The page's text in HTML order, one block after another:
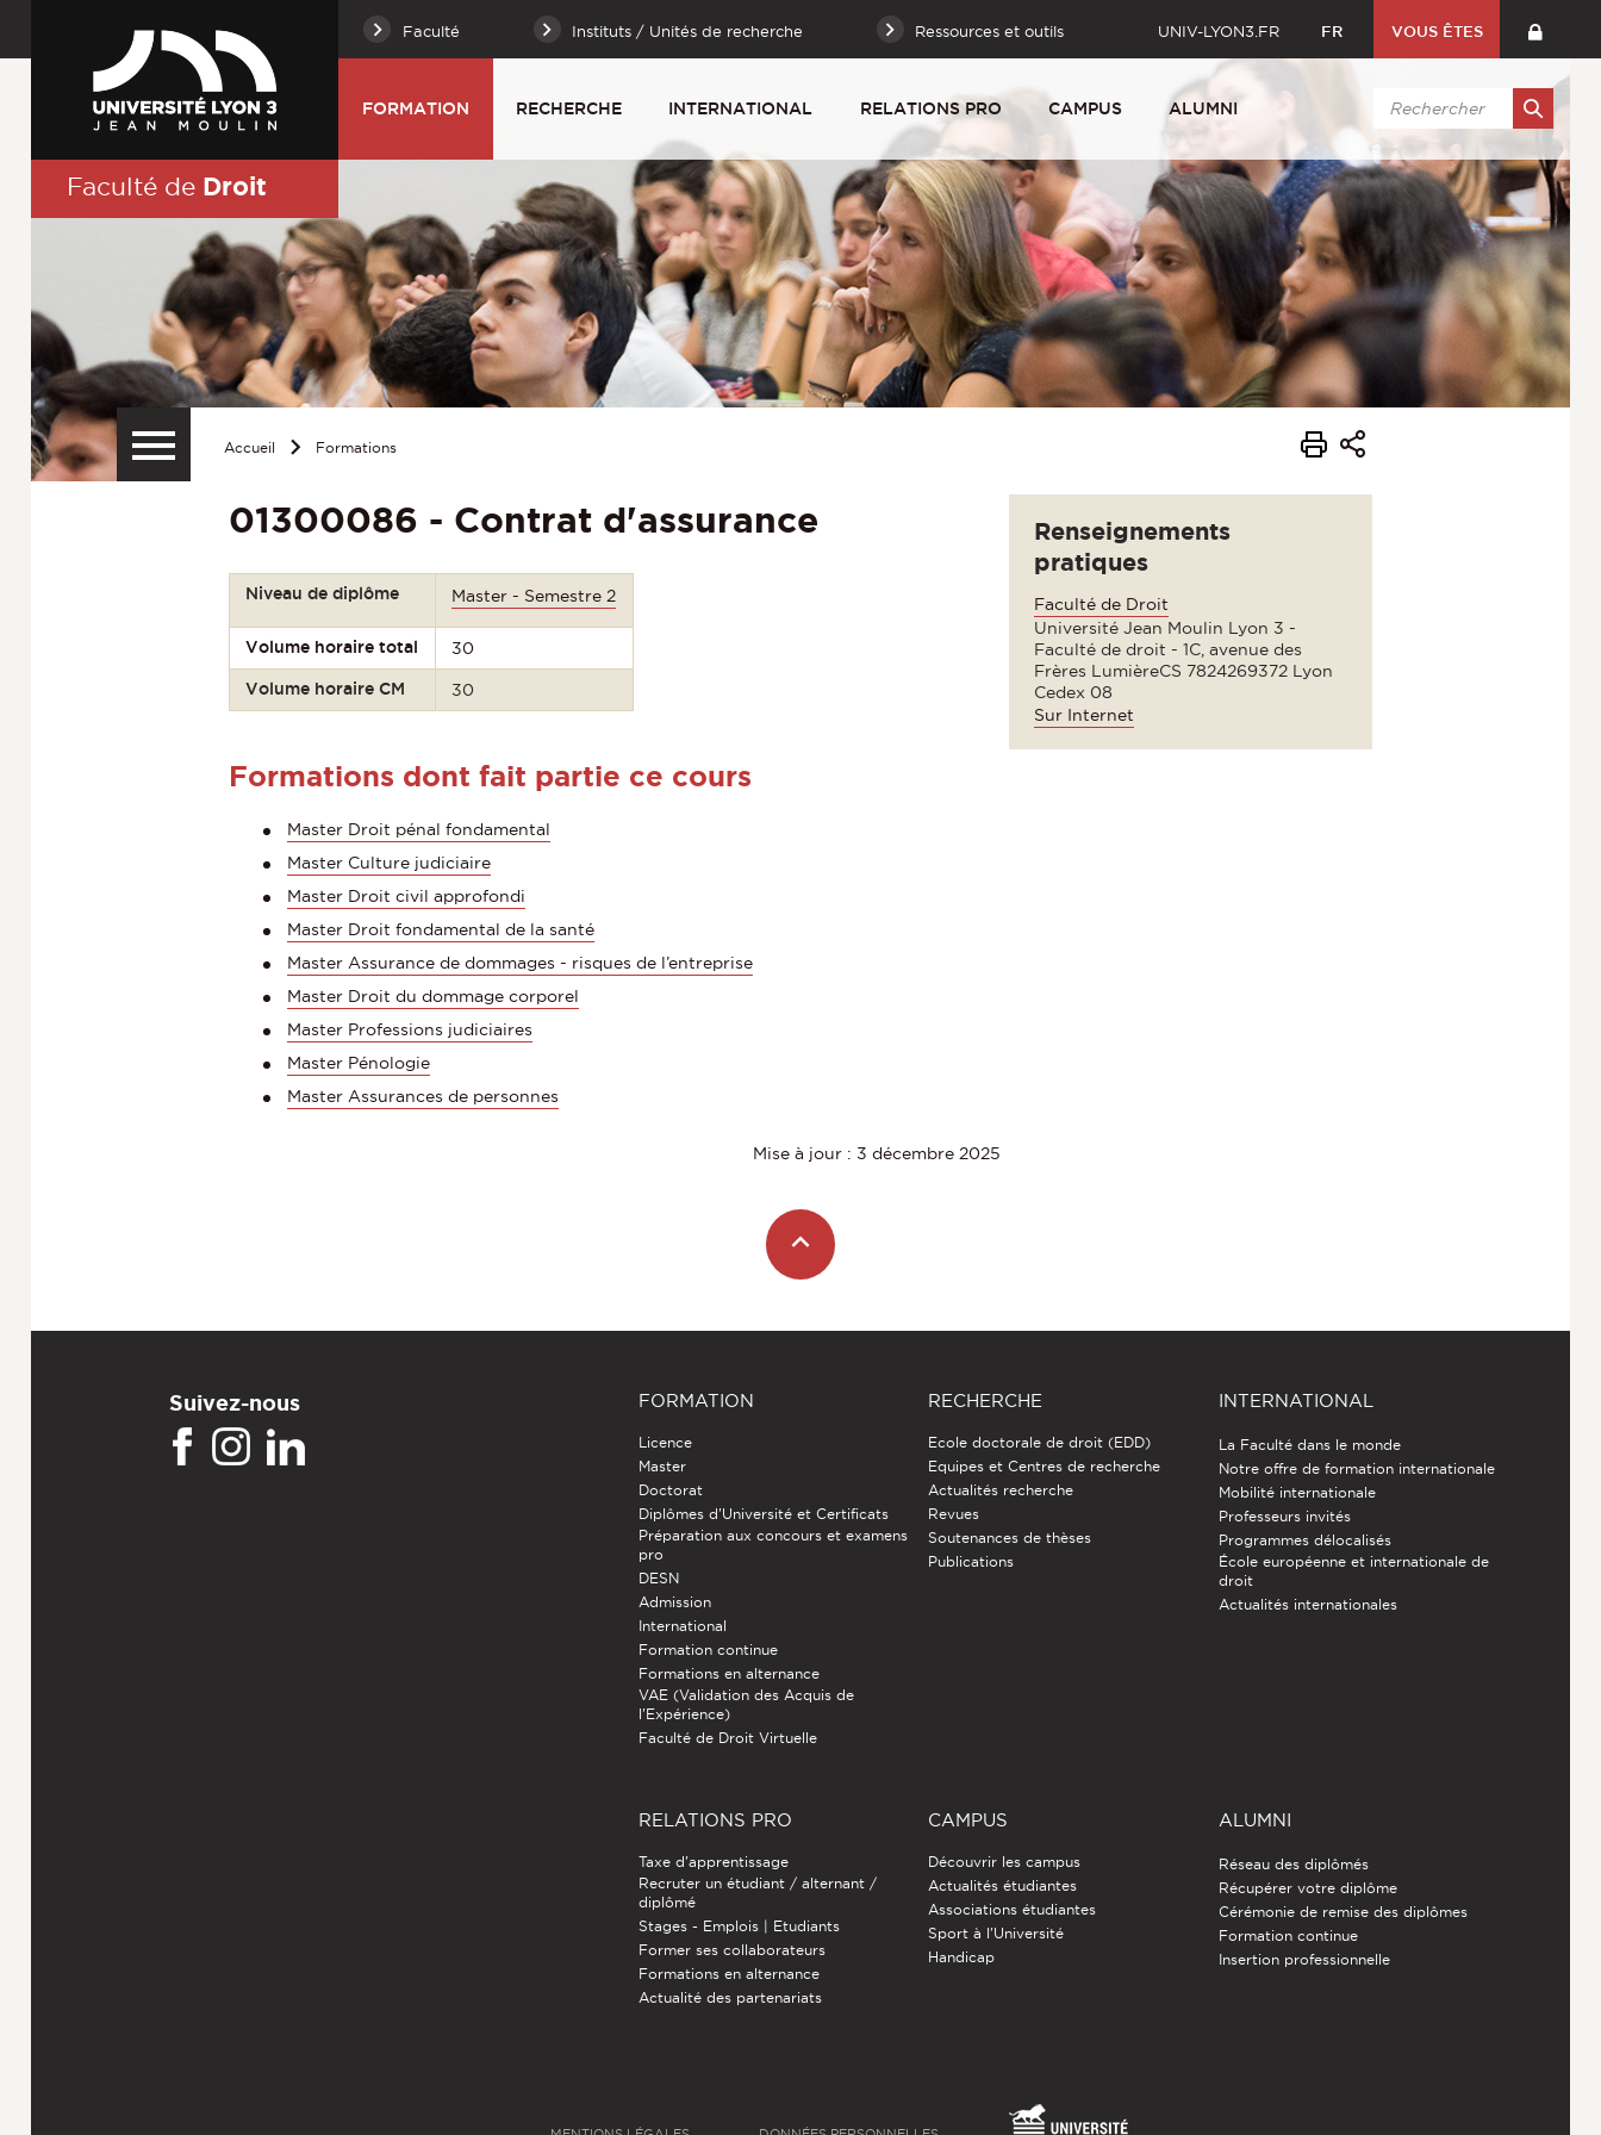
Faculté Instituts / Unités de recherche Ressources et outils UNIV-LYON3.FR FR VOUS ÊTES
FORMATION RECHERCHE INTERNATIONAL RELATIONS PRO CAMPUS ALUMNI
Faculté de Droit
Accueil Formations
01300086 - Contrat d'assurance
Niveau de diplôme Master - Semestre 2
Volume horaire total 30
Volume horaire CM 30
Formations dont fait partie ce cours
Master Droit pénal fondamental
Master Culture judiciaire
Master Droit civil approfondi
Master Droit fondamental de la santé
Master Assurance de dommages - risques de l’entreprise
Master Droit du dommage corporel
Master Professions judiciaires
Master Pénologie
Master Assurances de personnes
Renseignements
pratiques
Faculté de Droit
Université Jean Moulin Lyon 3 -
Faculté de droit - 1C, avenue des
Frères LumièreCS 7824269372 Lyon
Cedex 08
Sur Internet
Mise à jour : 3 décembre 2025
Suivez-nous FORMATION
Licence
Master
Doctorat
Diplômes d'Université et Certificats
Préparation aux concours et examens
pro
DESN
Admission
International
Formation continue
Formations en alternance
VAE (Validation des Acquis de
l'Expérience)
Faculté de Droit Virtuelle
RECHERCHE
Ecole doctorale de droit (EDD)
Equipes et Centres de recherche
Actualités recherche
Revues
Soutenances de thèses
Publications
INTERNATIONAL
La Faculté dans le monde
Notre offre de formation internationale
Mobilité internationale
Professeurs invités
Programmes délocalisés
École européenne et internationale de
droit
Actualités internationales
RELATIONS PRO
Taxe d'apprentissage
Recruter un étudiant / alternant /
diplômé
Stages - Emplois | Etudiants
Former ses collaborateurs
Formations en alternance
Actualité des partenariats
CAMPUS
Découvrir les campus
Actualités étudiantes
Associations étudiantes
Sport à l'Université
Handicap
ALUMNI
Réseau des diplômés
Récupérer votre diplôme
Cérémonie de remise des diplômes
Formation continue
Insertion professionnelle